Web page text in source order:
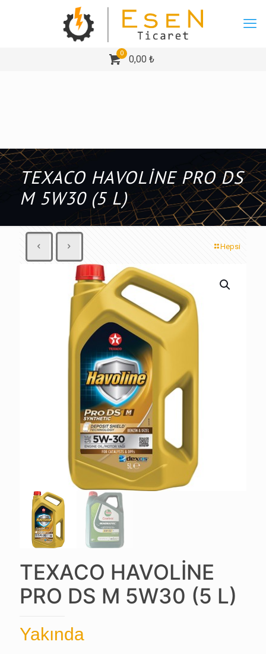
0
0,00 ₺
TEXACO HAVOLİNE PRO DS
M 5W30 (5 L)
Hepsi
TEXACO HAVOLİNE
PRO DS M 5W30 (5 L)
Yakında